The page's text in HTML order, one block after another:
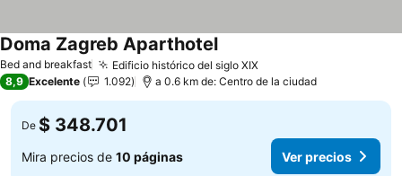
Bed and breakfast Edificio histórico del siglo XIX
Doma Zagreb Aparthotel
8,9 Excelente 1.092 a 0.6 km de: Centro de la ciudad
De $ 348.701
Mira precios de 10 páginas Ver precios